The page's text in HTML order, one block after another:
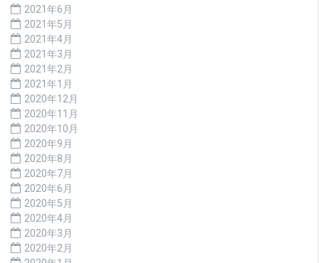
2021年6月
2021年5月
2021年4月
2021年3月
2021年2月
2021年1月
2020年12月
2020年11月
2020年10月
2020年9月
2020年8月
2020年7月
2020年6月
2020年5月
2020年4月
2020年3月
2020年2月